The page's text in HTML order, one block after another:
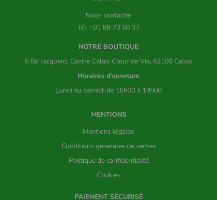
Nous contacter
Tél. : 01 89 70 60 37
NOTRE BOUTIQUE
6 Bd Jacquard, Centre Calais Cœur de Vie, 62100 Calais
Horaires d'ouveture
Lundi au samedi de 10h00 à 19h00
MENTIONS
Mentions légales
Conditions générales de ventes
Politique de confidentialité
Cookies
PAIEMENT SÉCURISÉ